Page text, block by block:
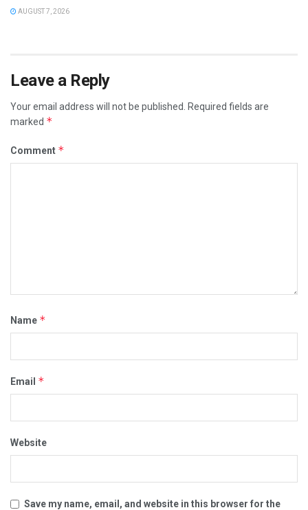
AUGUST 7, 2026
Leave a Reply
Your email address will not be published.
Required fields are
marked *
Comment *
Name *
Email *
Website
Save my name, email, and website in this browser for the